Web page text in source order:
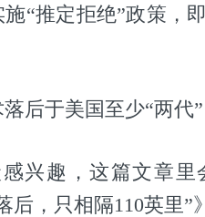
“推定拒绝”政策，
后于美国至少“两代”
兴趣，这篇文章里
后，只相隔110英里”》